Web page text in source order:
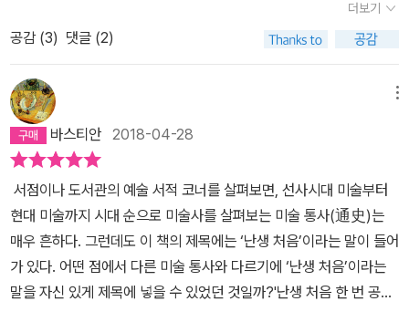
사는 생명의 땅으로, 서안은 죽음의 땅으로 피라미드 등의 무덤들이
신왕국 시대, 후기왕조 시대로 나뉜다고 하는구나. 피라미드는 고왕
국 시대의 유물이라고 하는구나. 그러니 피라미드는 정말 오래된 것
이구나. 그런데 그 피라미드라는것이 누군가는 노동력 착취의 대표적
인 예라고 하는데, 그런 것이 아니고 오히려 복지 제도에 가까웠다고
하는구나. 음.. 새로 알게 된 사실…===================
=======(253)굳이 따지자면 피라미드 건설은 복지 제도에 가까
웠어요. 농사일이 없어 놀고 있는 백성들이 일정한소득을 벌어들일
수 있도록 했던, 고대 이집트식 뉴딜 정책이었던 거죠.백성들은 일정
한 임금을 받으며 피라미드를 쌓았습니다. 돈뿐만 아니라 몸보신하라
아 미술은 전쟁, 사냥, 권력을 반영하고 있는 것이 많다. 메소포타미아
란 그리스어로 '두 강 사이의 땅' 이라는 뜻인데 두 강은 유프라테스강
과 티그리스강을 말한다. 오늘날 터키, 시리아, 이라크, 이란에 걸친
지역이다. 이 곳에서 수메르 문명으로 시작된 메소포타미아 문명은
아시리아, 바빌로니아를 거치면서 전성기를 누리다가 기원전 500년
페르시아 제국에 의해 메소포타미아 지역이 정복을 당하고 페르시아
는 알렉산대 대왕에 의해 정복당하는 것으로 막을 내리는데, 페르시
아는 메소포타미아 문명의 결정판이라고 할 수 있다. 미술은 단순히
여가 활동, 미의 탐구의 결과물이 아니다. 원시 미술, 이집트, 메소포
타미아 미술에서 보듯이 미술활동은 생존이고 영생에 대한 기원이며
권력의 이야기이다. 자연을 극복하고 문명을 이루어낸 역사이다. 미
술하는 인간이 살아남는다는 말이 과장이 아님을 이해할 수 있었다.
이 일정한 소득을 벌어들일 수 있도록 했던, 고대 이집트식 뉴딜 정책
이었던 거죠.- P252피라미드는 이집트어가 아니라 그리스어에서 온
단어입니다. 심지어 특별한 뜻이 있는 단어가 아니라 그냥 삼각형을
의미하죠. 더 정확하게는 삼각형 모양으로 구운 케이크인 피라미스에
서 유래한 말이고요.(...)이집트 사람들은 이 거대한 무덤을 피라미드
라 부르지 않고 ‘메르‘라고 부릅니다. 운하, 사랑, 괭이와 같은 뜻이지
요.(...)문제는 그리스인이 남긴 이집트에 대한 기록이 중립적이거나
객관적이지 않다는 겁니다.- P266이집트 사람들의 세계관이 반영
된, 제대로 된 이름을 사용하는 건 중요한 일입니다. 그리스 용어를 자
꾸 따라 쓰다 보면 의도하지 않았더라도 그리스인이 만들어낸 부정적
이미지에 설득당하게 되니까요.(...)서양 학자들 중에는 이집트를 아
프리카 문명이라고 보는 데 거부감을 느끼는 사람이 종종 있습니다.
의 세세푸우 앙크= 지평선의 호루스그리고 메르=운하, 사랑 ~ 우리
가 스핑크스, 피라미드라 부르는 문화재의 본명 카노푸스 단지를 흉
내낸 현대작가 키키 스미스 ~아시리아의 라마수 ~등 문명의 발생지
와 함께 예술과 역사가 같이 공부돼는 좋은 책. 눈호강도 좋았다 ~
더보기
공감 (3) 댓글 (2)
바스티안 2018-04-28
서점이나 도서관의 예술 서적 코너를 살펴보면, 선사시대 미술부터
현대 미술까지 시대 순으로 미술사를 살펴보는 미술 통사(通史)는
매우 흔하다. 그런데도 이 책의 제목에는 ‘난생 처음’이라는 말이 들어
가 있다. 어떤 점에서 다른 미술 통사와 다르기에 ‘난생 처음’이라는
말을 자신 있게 제목에 넣을 수 있었던 것일까?'난생 처음 한 번 공부